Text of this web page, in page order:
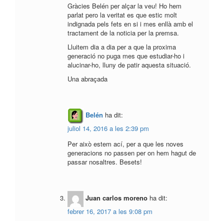
Gràcies Belén per alçar la veu! Ho hem
parlat pero la veritat es que estic molt
indignada pels fets en si i mes enllà amb el
tractament de la noticia per la premsa.
Lluitem dia a dia per a que la proxima
generació no puga mes que estudiar-ho i
alucinar-ho, lluny de patir aquesta situació.
Una abraçada
Belén ha dit:
juliol 14, 2016 a les 2:39 pm
Per això estem ací, per a que les noves
generacions no passen per on hem hagut de
passar nosaltres. Besets!
Juan carlos moreno ha dit:
febrer 16, 2017 a les 9:08 pm